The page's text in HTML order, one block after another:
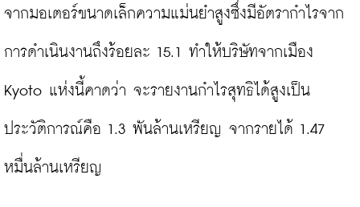
จากมอเตอร์ขนาดเล็กความแม่นยำสูงซึ่งมีอัตรากำไรจาก
การดำเนินงานถึงร้อยละ 15.1 ทำให้บริษัทจากเมือง
Kyoto แห่งนี้คาดว่า จะรายงานกำไรสุทธิได้สูงเป็น
ประวัติการณ์คือ 1.3 พันล้านเหรียญ จากรายได้ 1.47
หมื่นล้านเหรียญ